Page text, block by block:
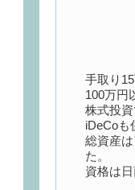
手取り
100万円
株式投資
iDeCoも
総資産
た。
資格は